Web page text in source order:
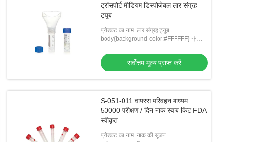
ट्रांसपोर्ट मीडियम डिस्पोजेबल लार संग्रह
ट्यूब
प्रोडक्ट का नाम: लार संग्रह ट्यूब
body{background-color:#FFFFFF} 非法
docu: लार के नमूने का नमूना एकत्र और परिवहन
किया गया
सर्वोत्तम मूल्य प्राप्त करें
S-051-011 वायरस परिवहन माध्यम
50000 परीक्षण / दिन नाक स्वाब किट FDA
स्वीकृत
प्रोडक्ट का नाम: नाक की सूजन